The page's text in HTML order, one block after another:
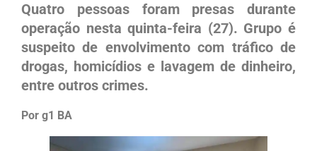
Quatro pessoas foram presas durante
operação nesta quinta-feira (27). Grupo é
suspeito de envolvimento com tráfico de
drogas, homicídios e lavagem de dinheiro,
entre outros crimes.
Por g1 BA